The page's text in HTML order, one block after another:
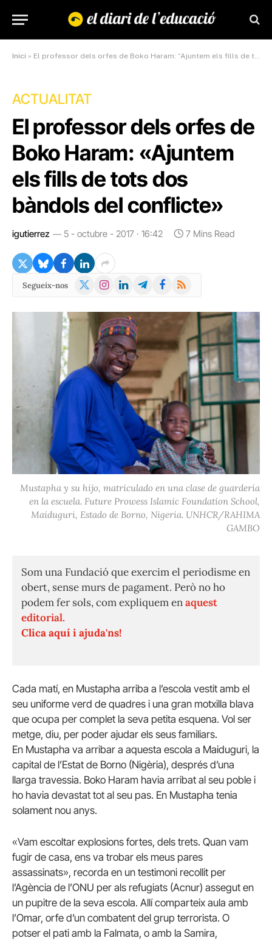
Inici » El professor dels orfes de Boko Haram: “Ajuntem els fills de tots dos bàndols del conflicte”
ACTUALITAT
El professor dels orfes de
Boko Haram: «Ajuntem
els fills de tots dos
bàndols del conflicte»
igutierrez 5 - octubre - 2017 · 16:42 7 Mins Read
Segueix-nos
X
Instagram
LinkedInTelegramFacebook
RSS
Mustapha y su hijo, matriculado en una clase de guardería
en la escuela. Future Prowess Islamic Foundation School,
Maiduguri, Estado de Borno, Nigeria. UNHCR/RAHIMA
GAMBO
Som una Fundació que exercim el periodisme en
obert, sense murs de pagament. Però no ho
podem fer sols, com expliquem enaquest
editorial.
Clica aquí i ajuda'ns!
Cada matí, en Mustapha arriba a l’escola vestit amb el
seu uniforme verd de quadres i una gran motxilla blava
que ocupa per complet la seva petita esquena. Vol ser
metge, diu, per poder ajudar els seus familiars.
En Mustapha va arribar a aquesta escola a Maiduguri, la
capital de l’Estat de Borno (Nigèria), després d’una
llarga travessia. Boko Haram havia arribat al seu poble i
ho havia devastat tot al seu pas. En Mustapha tenia
solament nou anys.
«Vam escoltar explosions fortes, dels trets. Quan vam
fugir de casa, ens va trobar els meus pares
assassinats», recorda en un testimoni recollit per
l’Agència de l’ONU per als refugiats (Acnur) assegut en
un pupitre de la seva escola. Allí comparteix aula amb
l’Omar, orfe d’un combatent del grup terrorista. O
potser el pati amb la Falmata, o amb la Samira,